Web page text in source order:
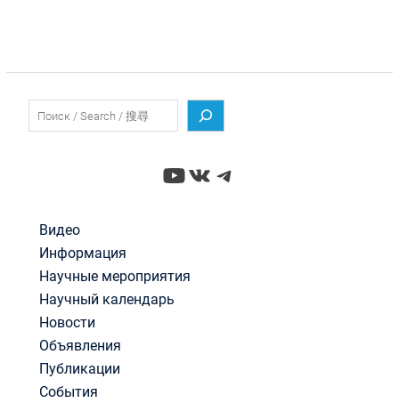
YouTube
ВКонтакте
Telegram
Видео
Информация
Научные мероприятия
Научный календарь
Новости
Объявления
Публикации
События